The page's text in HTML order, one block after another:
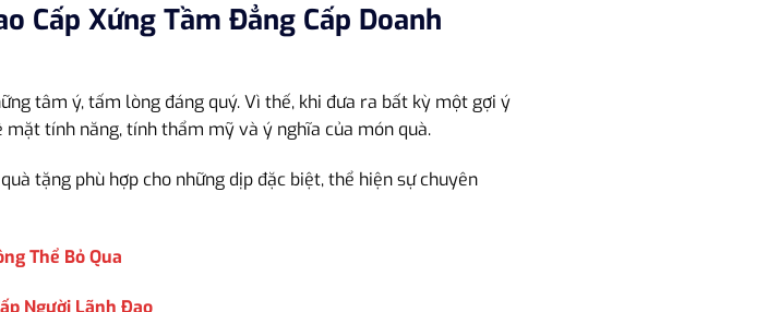
Cấp Xứng Tầm Đẳng Cấp Doanh
tâm ý, tấm lòng đáng quý. Vì thế, khi đưa ra bất kỳ một gợi ý
mặt tính năng, tính thẩm mỹ và ý nghĩa của món quà.
tặng phù hợp cho những dịp đặc biệt, thể hiện sự chuyên
Thể Bỏ Qua
Người Lãnh Đạo